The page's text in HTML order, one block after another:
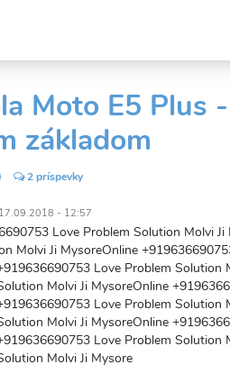
Moto E5 Plus
základom
2 príspevky
17.09.2018 - 12:57
Love Problem Solution Molvi
Molvi Ji MysoreOnline
Love Problem Solution
Molvi Ji MysoreOnline
Love Problem Solution
Molvi Ji MysoreOnline
Love Problem Solution
Molvi Ji Mysore